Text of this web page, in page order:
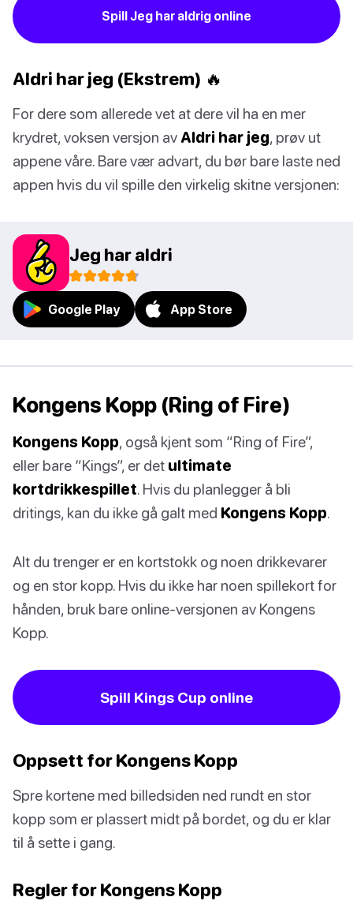
Spill Jeg har aldrig online
Aldri har jeg (Ekstrem) 🔥
For dere som allerede vet at dere vil ha en mer
krydret, voksen versjon av Aldri har jeg, prøv ut
appene våre. Bare vær advart, du bør bare laste ned
appen hvis du vil spille den virkelig skitne versjonen:
Jeg har aldri
Google Play App Store
Kongens Kopp (Ring of Fire)
Kongens Kopp, også kjent som “Ring of Fire”,
eller bare “Kings”, er det ultimate
kortdrikkespillet. Hvis du planlegger å bli
dritings, kan du ikke gå galt med Kongens Kopp.
Alt du trenger er en kortstokk og noen drikkevarer
og en stor kopp. Hvis du ikke har noen spillekort for
hånden, bruk bare online-versjonen av Kongens
Kopp.
Spill Kings Cup online
Oppsett for Kongens Kopp
Spre kortene med billedsiden ned rundt en stor
kopp som er plassert midt på bordet, og du er klar
til å sette i gang.
Regler for Kongens Kopp